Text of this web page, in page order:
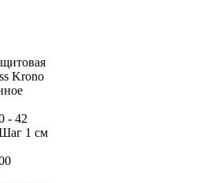
Krono
- 42
1 см